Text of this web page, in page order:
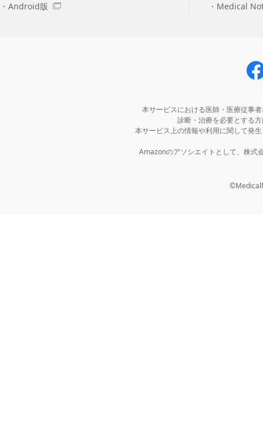
Android版
Medical
本サービスにおける医師・医療従事
診断・治療を必要とする
本サービス上の情報や利用に関して発
Amazonのアソシエイトとして、株式